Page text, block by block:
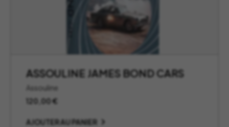
ASSOULINE JAMES BOND CARS
Assouline
120,00€
AJOUTER AU PANIER